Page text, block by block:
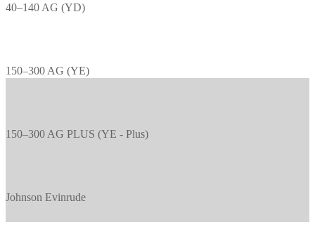
40–140 AG (YD)
150–300 AG (YE)
150–300 AG PLUS (YE - Plus)
Johnson Evinrude